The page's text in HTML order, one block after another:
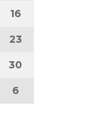
2026
augustus 2026
16
2026
augustus 2026
23
2026
augustus 2026
30
2026 2026
6